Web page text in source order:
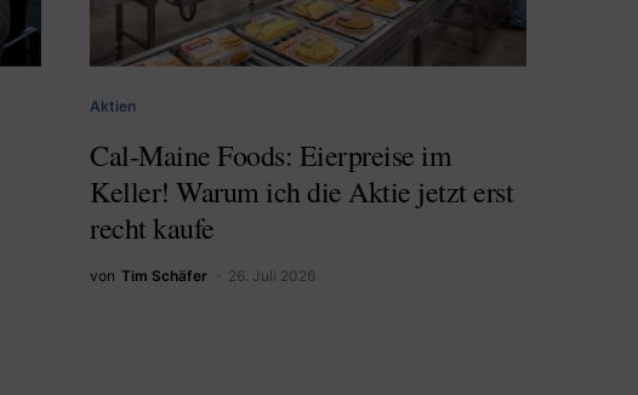
Aktien
Cal-Maine Foods: Eierpreise im
Keller! Warum ich die Aktie jetzt erst
recht kaufe
von Tim Schäfer 26. Juli 2026